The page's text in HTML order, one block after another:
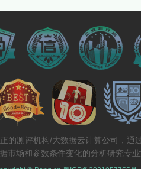
的测评机构/大数据云计算公司，
市场和参数条件变化的分析研究专